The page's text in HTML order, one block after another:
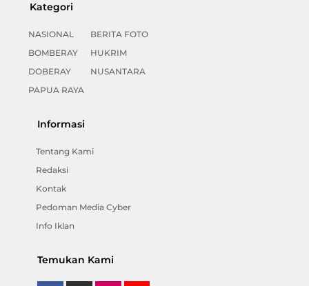
Kategori
NASIONAL
BOMBERAY
DOBERAY
PAPUA RAYA
BERITA FOTO
HUKRIM
NUSANTARA
Informasi
Tentang Kami
Redaksi
Kontak
Pedoman Media Cyber
Info Iklan
Temukan Kami